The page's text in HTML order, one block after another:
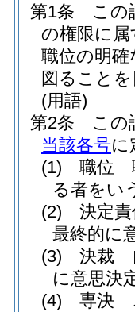
第1条
この
の権限に
職位の明
図ること
(用語)
第2条
この
当該各号に
(1)
職位
る者をい
(2)
決定
最終的に
(3)
決裁
に意思決
(4)
専決